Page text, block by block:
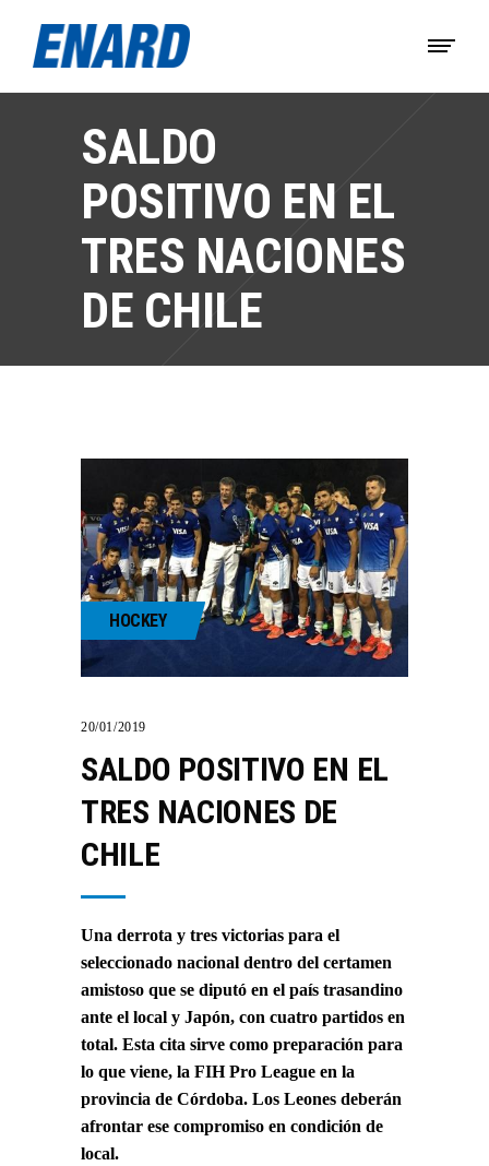
SALDO
POSITIVO EN EL
TRES NACIONES
DE CHILE
HOCKEY
20/01/2019
SALDO POSITIVO EN EL
TRES NACIONES DE
CHILE
Una derrota y tres victorias para el
seleccionado nacional dentro del certamen
amistoso que se diputó en el país trasandino
ante el local y Japón, con cuatro partidos en
total. Esta cita sirve como preparación para
lo que viene, la FIH Pro League en la
provincia de Córdoba. Los Leones deberán
afrontar ese compromiso en condición de
local.